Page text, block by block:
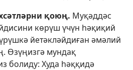
қоюң. Муқәддәс
көрүш үчүн һәқиқий
йетәкләйдиған әмәлий
Өзүңизгә мундақ
болиду: Худа һәққидә